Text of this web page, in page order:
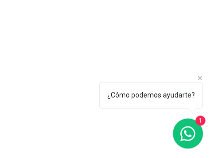
¿Cómo podemos ayudarte?
1